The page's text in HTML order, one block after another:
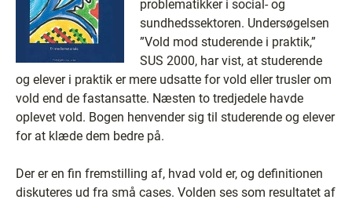
problematikker i social- og
sundhedssektoren. Undersøgelsen
”Vold mod studerende i praktik,”
SUS 2000, har vist, at studerende
og elever i praktik er mere udsatte for vold eller trusler om
vold end de fastansatte. Næsten to tredjedele havde
oplevet vold. Bogen henvender sig til studerende og elever
for at klæde dem bedre på.
Der er en fin fremstilling af, hvad vold er, og definitionen
diskuteres ud fra små cases. Volden ses som resultatet af